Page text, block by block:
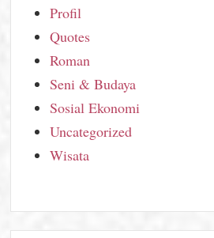
Profil
Quotes
Roman
Seni & Budaya
Sosial Ekonomi
Uncategorized
Wisata